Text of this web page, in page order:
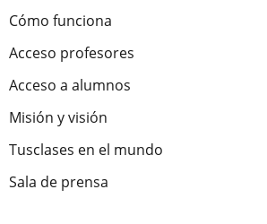
Cómo funciona
Acceso profesores
Acceso a alumnos
Misión y visión
Tusclases en el mundo
Sala de prensa